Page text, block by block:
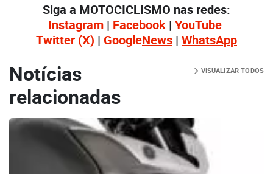
Siga a MOTOCICLISMO nas redes:
Instagram | Facebook | YouTube
Twitter (X) | GoogleNews | WhatsApp
Notícias
relacionadas
VISUALIZAR TODOS